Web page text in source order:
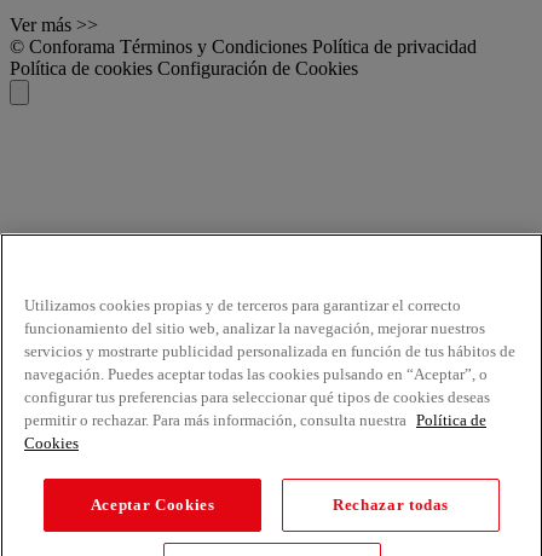
Ver más >>
© Conforama Términos y Condiciones Política de privacidad
Política de cookies Configuración de Cookies
Utilizamos cookies propias y de terceros para garantizar el correcto
funcionamiento del sitio web, analizar la navegación, mejorar nuestros
servicios y mostrarte publicidad personalizada en función de tus hábitos de
navegación. Puedes aceptar todas las cookies pulsando en “Aceptar”, o
configurar tus preferencias para seleccionar qué tipos de cookies deseas
permitir o rechazar. Para más información, consulta nuestra Política de
Cookies
Aceptar Cookies Rechazar todas